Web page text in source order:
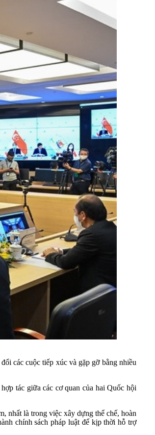
các cuộc tiếp xúc và gặp gỡ bằng nhiều
tác giữa các cơ quan của hai Quốc hội
nhất là trong việc xây dựng thể chế, hoàn
chính sách pháp luật để kịp thời hỗ trợ